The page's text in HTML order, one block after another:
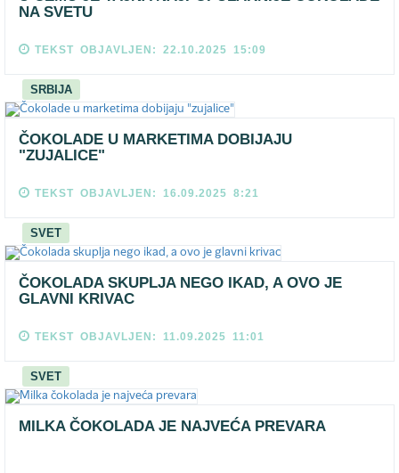
NA SVETU
TEKST OBJAVLJEN: 22.10.2025 15:09
SRBIJA
ČOKOLADE U MARKETIMA DOBIJAJU
"ZUJALICE"
TEKST OBJAVLJEN: 16.09.2025 8:21
SVET
ČOKOLADA SKUPLJA NEGO IKAD, A OVO JE
GLAVNI KRIVAC
TEKST OBJAVLJEN: 11.09.2025 11:01
SVET
MILKA ČOKOLADA JE NAJVEĆA PREVARA